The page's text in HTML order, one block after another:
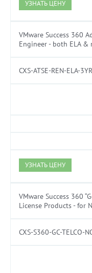
УЗНАТЬ ЦЕНУ
VMware Success 360
Engineer - both ELA &
CXS-ATSE-REN-ELA-3YR
УЗНАТЬ ЦЕНУ
VMware Success 360
License Products - for
CXS-S360-GC-TELCO-